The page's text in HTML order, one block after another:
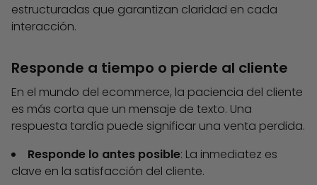
estructuradas que garantizan claridad en cada
interacción.
Responde a tiempo o pierde al cliente
En el mundo del ecommerce, la paciencia del cliente
es más corta que un mensaje de texto. Una
respuesta tardía puede significar una venta perdida.
Responde lo antes posible: La inmediatez es
clave en la satisfacción del cliente.